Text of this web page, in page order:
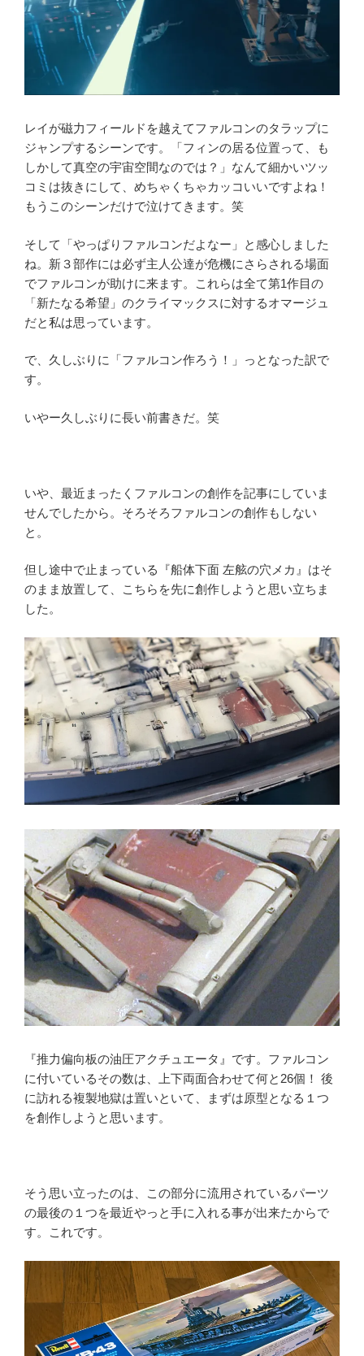
レイが磁力フィールドを越えてファルコンのタラップに
ジャンプするシーンです。「フィンの居る位置って、も
しかして真空の宇宙空間なのでは？」なんて細かいツッ
コミは抜きにして、めちゃくちゃカッコいいですよね！
もうこのシーンだけで泣けてきます。笑
そして「やっぱりファルコンだよなー」と感心しました
ね。新３部作には必ず主人公達が危機にさらされる場面
でファルコンが助けに来ます。これらは全て第1作目の
「新たなる希望」のクライマックスに対するオマージュ
だと私は思っています。
で、久しぶりに「ファルコン作ろう！」っとなった訳で
す。
いやー久しぶりに長い前書きだ。笑
いや、最近まったくファルコンの創作を記事にしていま
せんでしたから。そろそろファルコンの創作もしない
と。
但し途中で止まっている『船体下面 左舷の穴メカ』はそ
のまま放置して、こちらを先に創作しようと思い立ちま
した。
『推力偏向板の油圧アクチュエータ』です。ファルコン
に付いているその数は、上下両面合わせて何と26個！ 後
に訪れる複製地獄は置いといて、まずは原型となる１つ
を創作しようと思います。
そう思い立ったのは、この部分に流用されているパーツ
の最後の１つを最近やっと手に入れる事が出来たからで
す。これです。